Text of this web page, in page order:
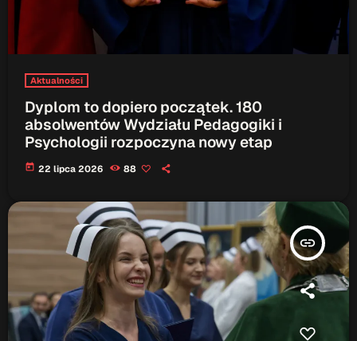
Aktualności
Dyplom to dopiero początek. 180
absolwentów Wydziału Pedagogiki i
Psychologii rozpoczyna nowy etap
today 22 lipca 2026 88
insert_link